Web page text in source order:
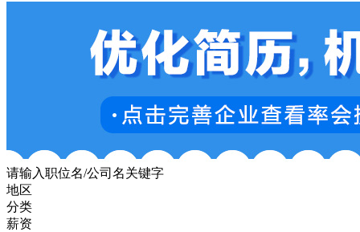
请输入职位名/公司名关键字
地区
分类
薪资